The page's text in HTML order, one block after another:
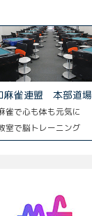
麻雀連盟 本部道場
雀で心も体も元気に
室で脳トレーニング